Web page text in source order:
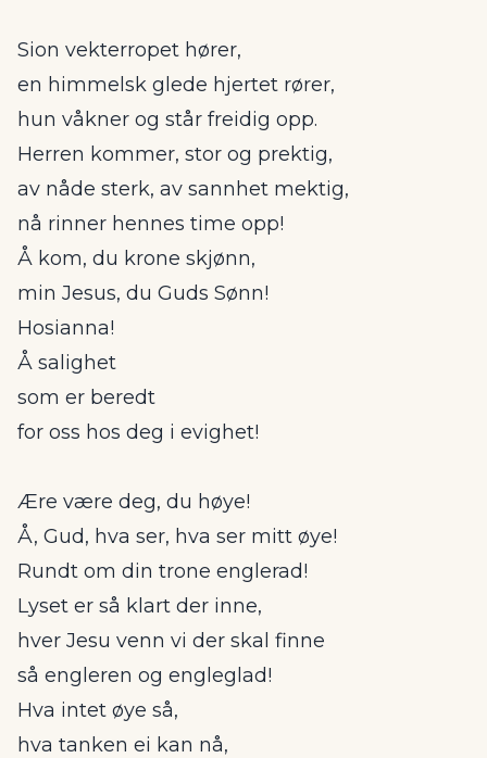
Sion vekterropet hører,
en himmelsk glede hjertet rører,
hun våkner og står freidig opp.
Herren kommer, stor og prektig,
av nåde sterk, av sannhet mektig,
nå rinner hennes time opp!
Å kom, du krone skjønn,
min Jesus, du Guds Sønn!
Hosianna!
Å salighet
som er beredt
for oss hos deg i evighet!
Ære være deg, du høye!
Å, Gud, hva ser, hva ser mitt øye!
Rundt om din trone englerad!
Lyset er så klart der inne,
hver Jesu venn vi der skal finne
så engleren og engleglad!
Hva intet øye så,
hva tanken ei kan nå,